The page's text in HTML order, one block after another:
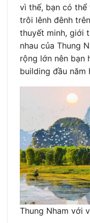
vì thế, bạn có thể
trôi lênh đênh
thuyết minh, giới
nhau của Thung
rộng lớn nên bạn
building đầu năm
Thung Nham với